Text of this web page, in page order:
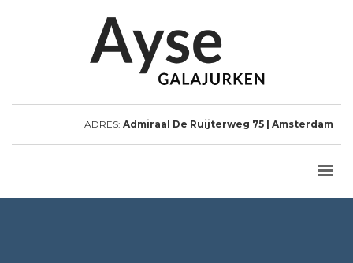
ADRES: Admiraal De Ruijterweg 75 | Amsterdam